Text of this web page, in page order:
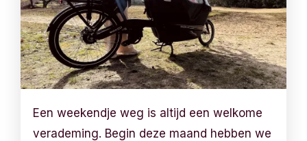
Een weekendje weg is altijd een welkome
verademing. Begin deze maand hebben we